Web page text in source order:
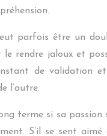
parfois être un
rendre jaloux et
de validation
l’autre.
terme si sa
S’il se sent